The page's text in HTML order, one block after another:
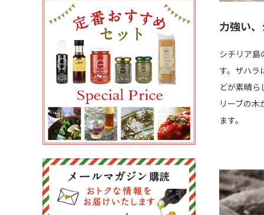
力強い
シチリア島
す。ザハラ
どが素晴
リーブの
ます。